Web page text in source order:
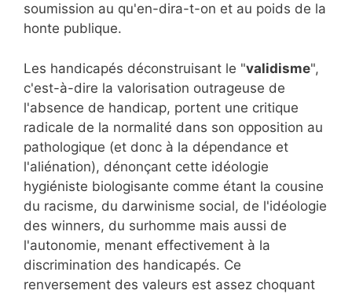
soumission au qu'en-dira-t-on et au poids de la
honte publique.
Les handicapés déconstruisant le "validisme",
c'est-à-dire la valorisation outrageuse de
l'absence de handicap, portent une critique
radicale de la normalité dans son opposition au
pathologique (et donc à la dépendance et
l'aliénation), dénonçant cette idéologie
hygiéniste biologisante comme étant la cousine
du racisme, du darwinisme social, de l'idéologie
des winners, du surhomme mais aussi de
l'autonomie, menant effectivement à la
discrimination des handicapés. Ce
renversement des valeurs est assez choquant